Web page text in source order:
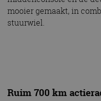
mooier gemaakt, in
stuurwiel.
Ruim 700 km